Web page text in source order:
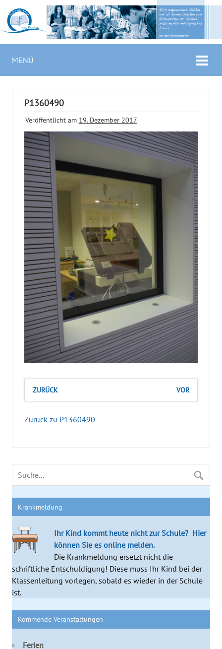
MENÜ
P1360490
Veröffentlicht am 19. Dezember 2017
ZURÜCK VOR
Zurück zu P1360490
Krankmeldung
Ihr Kind kommt heute nicht zur Schule? Hier
können Sie es online melden.
Die Krankmeldung ersetzt nicht die
schriftliche Entschuldigung! Diese muss Ihr Kind bei der
Klassenleitung vorlegen, sobald es wieder in der Schule
ist.
Kommende Veranstaltungen
Ferien